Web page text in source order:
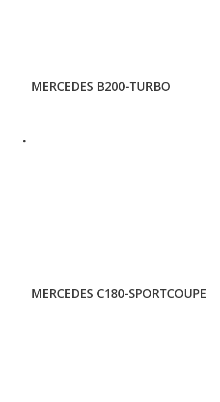
MERCEDES B200-TURBO
MERCEDES C180-SPORTCOUPE